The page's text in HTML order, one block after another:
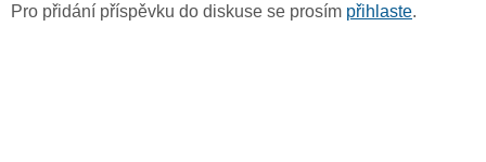
Pro přidání příspěvku do diskuse se prosím přihlaste.